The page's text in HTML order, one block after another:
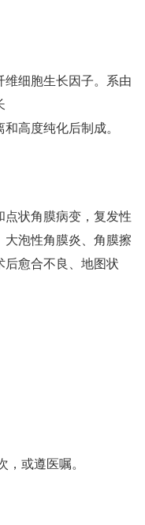
维细胞生长因子。系由
高度纯化后制成。
点状角膜病变，复发性
泡性角膜炎、角膜擦
后愈合不良、地图状
，或遵医嘱。